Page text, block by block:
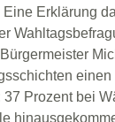
Erklärung
37 Prozent bei